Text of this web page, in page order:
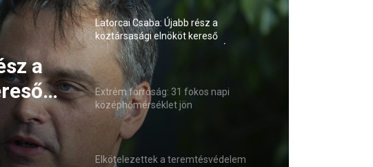
jön
Latorcai Csaba: Újabb rész a
köztársasági elnököt kereső
roncsderbi-sorozatban (VIDEÓ)
Extrém forróság: 31 fokos napi
középhőmérséklet jön
Elkötelezettek a teremtésvédelem